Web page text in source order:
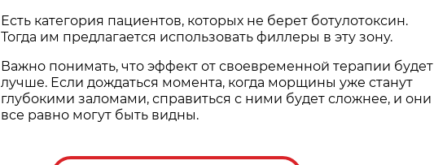
Есть категория пациентов, которых не берет ботулотоксин.
Тогда им предлагается использовать филлеры в эту зону.
Важно понимать, что эффект от своевременной терапии будет
лучше. Если дождаться момента, когда морщины уже станут
глубокими заломами, справиться с ними будет сложнее, и они
все равно могут быть видны.